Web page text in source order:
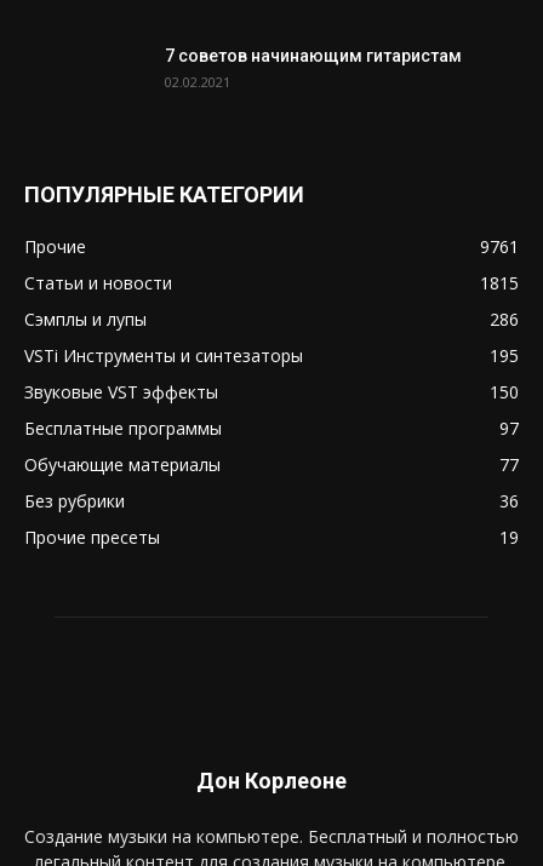
7 советов начинающим гитаристам
02.02.2021
ПОПУЛЯРНЫЕ КАТЕГОРИИ
Прочие
9761
Статьи и новости
1815
Сэмплы и лупы
286
VSTi Инструменты и синтезаторы
195
Звуковые VST эффекты
150
Бесплатные программы
97
Обучающие материалы
77
Без рубрики
36
Прочие пресеты
19
Дон Корлеоне
Создание музыки на компьютере. Бесплатный и полностью